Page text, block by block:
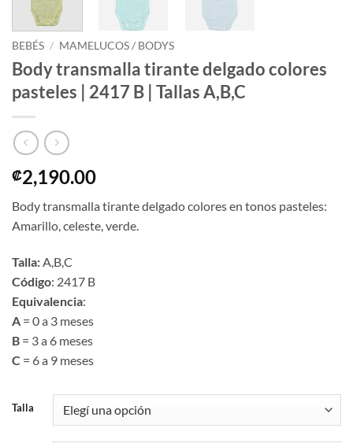
BEBÉS / MAMELUCOS / BODYS
Body transmalla tirante delgado colores
pasteles | 2417 B | Tallas A,B,C
₡2,190.00
Body transmalla tirante delgado colores en tonos pasteles:
Amarillo, celeste, verde.
Talla:A,B,C
Código: 2417 B
Equivalencia:
A = 0 a 3 meses
B = 3 a 6 meses
C = 6 a 9 meses
Talla